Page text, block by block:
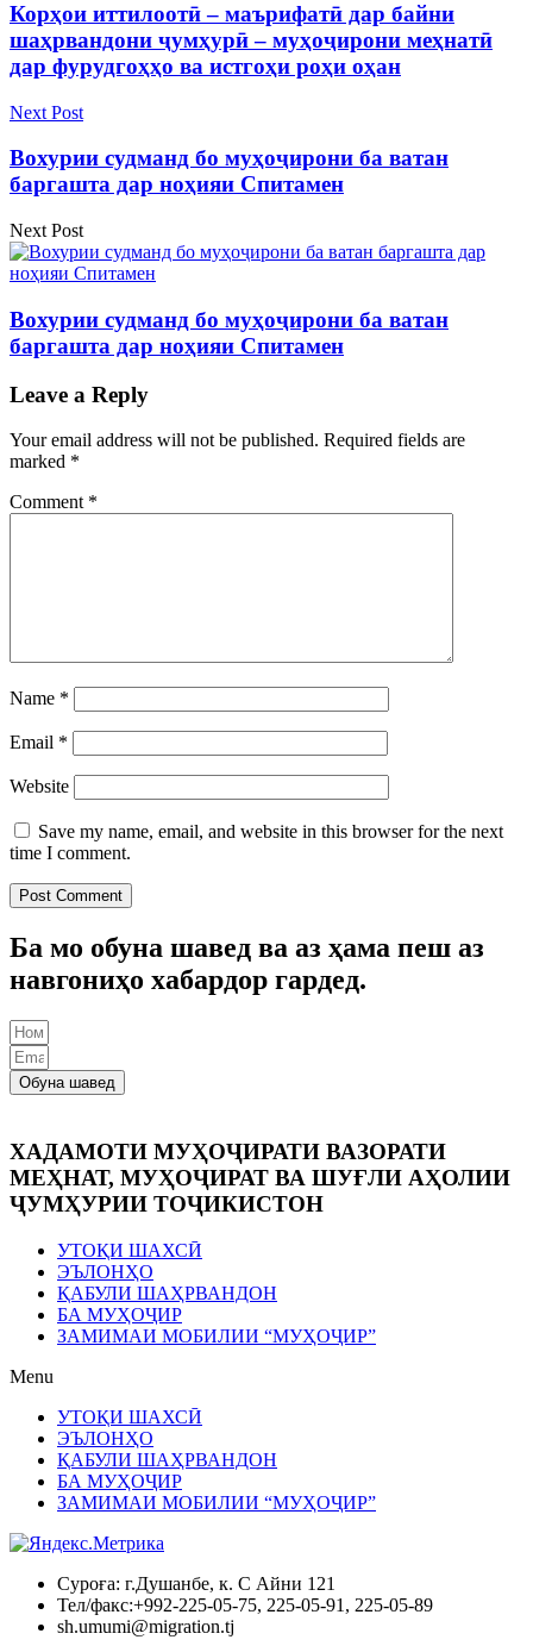
Корҳои иттилоотӣ – маърифатӣ дар байни
шаҳрвандони ҷумҳурӣ – муҳоҷирони меҳнатӣ
дар фурудгоҳҳо ва истгоҳи роҳи оҳан
Next Post
Вохурии судманд бо муҳоҷирони ба ватан
баргашта дар ноҳияи Спитамен
Next Post
Вохурии судманд бо муҳоҷирони ба ватан
баргашта дар ноҳияи Спитамен
Leave a Reply
Your email address will not be published. Required fields are
marked *
Comment *
Name *
Email *
Website
Save my name, email, and website in this browser for the next
time I comment.
Ба мо обуна шавед ва аз ҳама пеш аз
навгониҳо хабардор гардед.
Обуна шавед
ХАДАМОТИ МУҲОҶИРАТИ ВАЗОРАТИ
МЕҲНАТ, МУҲОҶИРАТ ВА ШУҒЛИ АҲОЛИИ
ҶУМҲУРИИ ТОҶИКИСТОН
УТОҚИ ШАХСӢ
ЭЪЛОНҲО
ҚАБУЛИ ШАҲРВАНДОН
БА МУҲОҶИР
ЗАМИМАИ МОБИЛИИ “МУҲОҶИР”
Menu
УТОҚИ ШАХСӢ
ЭЪЛОНҲО
ҚАБУЛИ ШАҲРВАНДОН
БА МУҲОҶИР
ЗАМИМАИ МОБИЛИИ “МУҲОҶИР”
Суроға: г.Душанбе, к. С Айни 121
Тел/факс:+992-225-05-75, 225-05-91, 225-05-89
sh.umumi@migration.tj